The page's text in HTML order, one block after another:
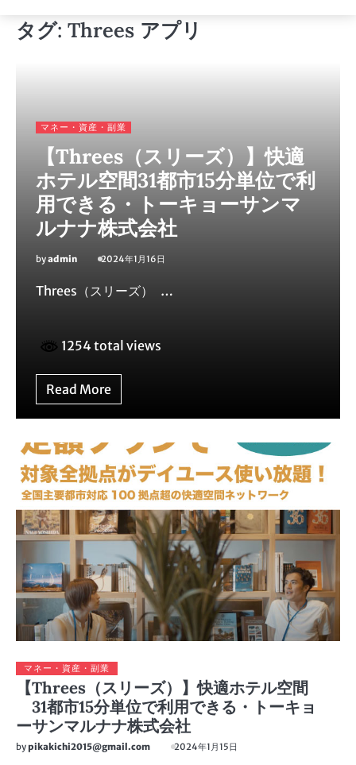
タグ: Threes アプリ
マネー・資産・副業
【Threes（スリーズ）】快適
ホテル空間31都市15分単位で利
用できる・トーキョーサンマ
ルナナ株式会社
byadmin 2024年1月16日
Threes（スリーズ） …
1254 total views
Read More
マネー・資産・副業
【Threes（スリーズ）】快適ホテル空間
31都市15分単位で利用できる・トーキョ
ーサンマルナナ株式会社
bypikakichi2015@gmail.com 2024年1月15日